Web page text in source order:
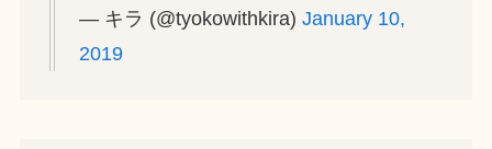
— キラ (@tyokowithkira) January 10,
2019